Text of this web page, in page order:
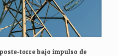
torre bajo impulso de